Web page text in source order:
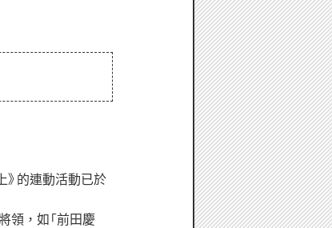
》的連動活動已於
領，如「前田慶